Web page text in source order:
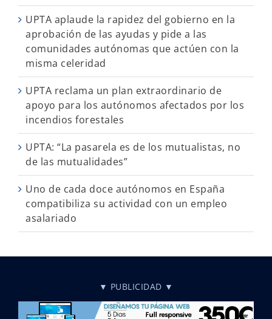
UPTA aplaude la rapidez del gobierno en la
aprobación de las ayudas y pide a las
comunidades autónomas que actúen con la
misma celeridad
UPTA reclama un plan extraordinario de
apoyo para los autónomos afectados por los
incendios forestales
UPTA: “La pasarela es de los mutualistas, no
de las mutualidades”
Uno de cada doce autónomos en España
compatibiliza su actividad con un empleo
asalariado
▼ PUBLICIDAD ▼